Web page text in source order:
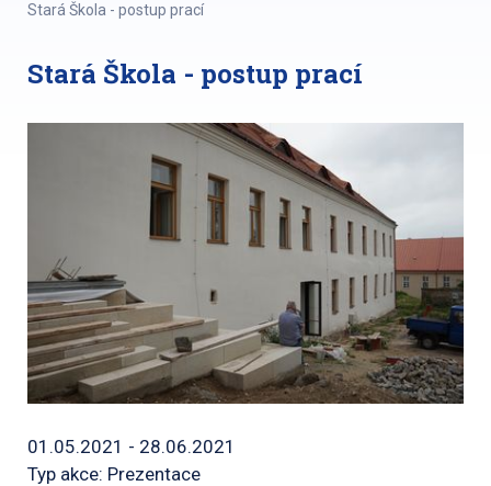
Stará Škola - postup prací
Stará Škola - postup prací
01.05.2021 - 28.06.2021
Typ akce: Prezentace